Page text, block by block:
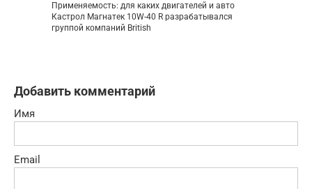
Применяемость: для каких двигателей и авто
Кастрол Магнатек 10W-40 R разрабатывался
группой компаний British
Добавить комментарий
Имя
Email